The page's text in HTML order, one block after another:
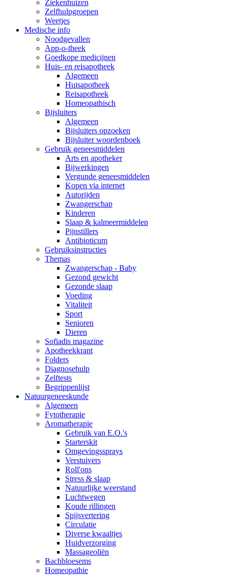
Ziekenhuizen
Zelfhulpgroepen
Weetjes
Medische info
Noodgevallen
App-o-theek
Goedkope medicijnen
Huis- en reisapotheek
Algemeen
Huisapotheek
Reisapotheek
Homeopathisch
Bijsluiters
Algemeen
Bijsluiters opzoeken
Bijsluiter woordenboek
Gebruik geneesmiddelen
Arts en apotheker
Bijwerkingen
Vergunde geneesmiddelen
Kopen via internet
Autorijden
Zwangerschap
Kinderen
Slaap & kalmeermiddelen
Pijnstillers
Antibioticum
Gebruiksinstructies
Themas
Zwangerschap - Baby
Gezond gewicht
Gezonde slaap
Voeding
Vitaliteit
Sport
Senioren
Dieren
Sofiadis magazine
Apotheekkrant
Folders
Diagnosehulp
Zelftests
Begrippenlijst
Natuurgeneeskunde
Algemeen
Fytotherapie
Aromatherapie
Gebruik van E.O.'s
Starterskit
Omgevingssprays
Verstuivers
Roll'ons
Stress & slaap
Natuurlijke weerstand
Luchtwegen
Koude rillingen
Spijsvertering
Circulatie
Diverse kwaaltjes
Huidverzorging
Massageoliën
Bachbloesems
Homeopathie